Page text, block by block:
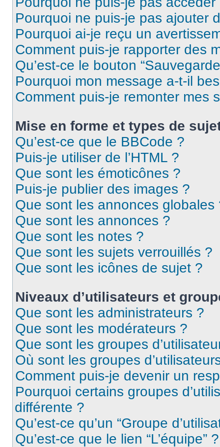
Pourquoi ne puis-je pas ajouter
Pourquoi ai-je reçu un
Comment puis-je rapporter des
Qu’est-ce le bouton
Pourquoi mon message a-t-il
Comment puis-je remonter mes
Mise en forme et types de
Qu’est-ce que le BBCode ?
Puis-je utiliser de l’HTML ?
Que sont les émoticônes ?
Puis-je publier des images ?
Que sont les annonces globales
Que sont les annonces ?
Que sont les notes ?
Que sont les sujets verrouillés ?
Que sont les icônes de sujet ?
Niveaux d’utilisateurs et
Que sont les administrateurs ?
Que sont les modérateurs ?
Que sont les groupes
Où sont les groupes
Comment puis-je devenir un
Pourquoi certains groupes
différente ?
Qu’est-ce qu’un “Groupe
Qu’est-ce que le lien “L’équipe” ?